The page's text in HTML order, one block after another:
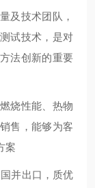
及技术团队，
试技术，是对
法创新的重要
烧性能、热物
售，能够为客
案
并出口，质优